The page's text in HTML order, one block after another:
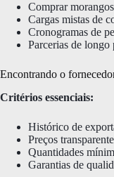
Comprar
Cargas mistas de
Cronogramas de
Parcerias de longo
Encontrando o
Critérios essenciais:
Histórico de
Preços
Quantidades
Garantias de